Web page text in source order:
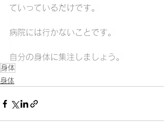
ていっているだけです。
病院には行かないことです。
自分の身体に集注しましょう。
身体
身体